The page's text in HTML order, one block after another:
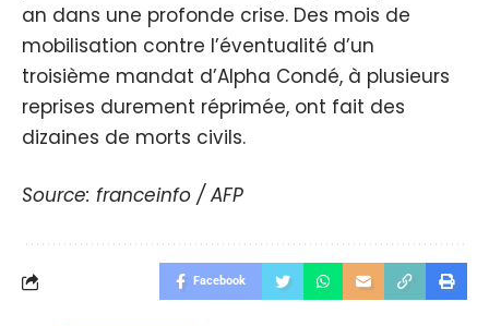
an dans une profonde crise. Des mois de
mobilisation contre l’éventualité d’un
troisième mandat d’Alpha Condé, à plusieurs
reprises durement réprimée, ont fait des
dizaines de morts civils.
Source: franceinfo / AFP
Facebook